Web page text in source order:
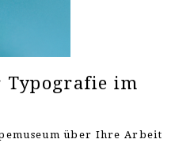
Typografie im
über Ihre Arbeit